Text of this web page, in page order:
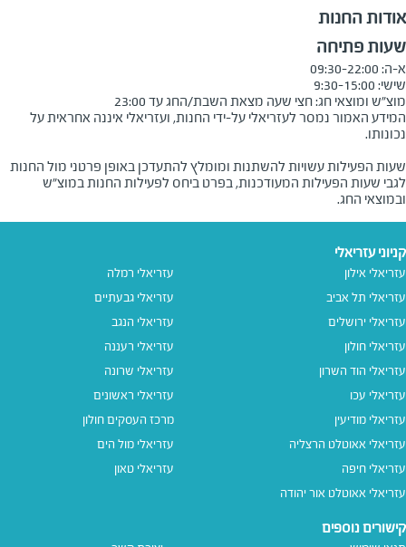
אודות החנות
שעות פתיחה
מוצ״ש ומוצאי חג: חצי שעה מצאת השבת/החג עד 23:00
המידע האמור נמסר לעזריאלי על-ידי החנות, ועזריאלי איננה אחראית על
שעות הפעילות עשויות להשתנות ומומלץ להתעדכן באופן פרטני מול החנות
לגבי שעות הפעילות המעודכנות, בפרט ביחס לפעילות החנות במוצ"ש
ובמוצאי החג.
קניוני עזריאלי
עזריאלי אילון
עזריאלי תל אביב
עזריאלי ירושלים
עזריאלי חולון
עזריאלי הוד השרון
עזריאלי עכו
עזריאלי מודיעין
עזריאלי אאוטלט הרצליה
עזריאלי חיפה
עזריאלי אאוטלט אור יהודה
עזריאלי רמלה
עזריאלי גבעתיים
עזריאלי הנגב
עזריאלי רעננה
עזריאלי שרונה
עזריאלי ראשונים
מרכז העסקים חולון
עזריאלי מול הים
עזריאלי טאון
קישורים נוספים